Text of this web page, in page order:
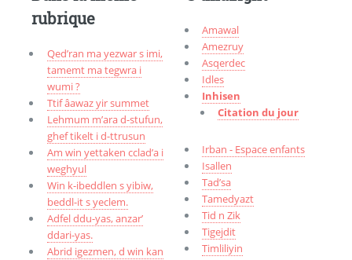
rubrique
Qed’ran ma yezwar s imi,
tamemt ma tegwra i
wumi ?
Ttif âawaz yir summet
Lehmum m’ara d-stufun,
ghef tikelt i d-ttrusun
Am win yettaken cclad’a i
weghyul
Win k-ibeddlen s yibiw,
beddl-it s yeclem.
Adfel ddu-yas, anzar’
ddari-yas.
Abrid igezmen, d win kan
Amawal
Amezruy
Asqerdec
Idles
Inhisen
Citation du jour
Irban - Espace enfants
Isallen
Tad’sa
Tamedyazt
Tid n Zik
Tigejdit
Timliliyin